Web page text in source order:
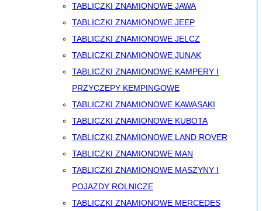
TABLICZKI ZNAMIONOWE JAWA
TABLICZKI ZNAMIONOWE JEEP
TABLICZKI ZNAMIONOWE JELCZ
TABLICZKI ZNAMIONOWE JUNAK
TABLICZKI ZNAMIONOWE KAMPERY I
PRZYCZEPY KEMPINGOWE
TABLICZKI ZNAMIONOWE KAWASAKI
TABLICZKI ZNAMIONOWE KUBOTA
TABLICZKI ZNAMIONOWE LAND ROVER
TABLICZKI ZNAMIONOWE MAN
TABLICZKI ZNAMIONOWE MASZYNY I
POJAZDY ROLNICZE
TABLICZKI ZNAMIONOWE MERCEDES